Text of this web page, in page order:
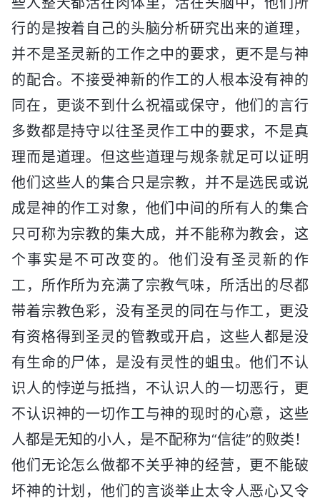
行的是按着自己的头脑分析研究出来的道理，
并不是圣灵新的工作之中的要求，更不是与神
的配合。不接受神新的作工的人根本没有神的
同在，更谈不到什么祝福或保守，他们的言行
多数都是持守以往圣灵作工中的要求，不是真
理而是道理。但这些道理与规条就足可以证明
他们这些人的集合只是宗教，并不是选民或说
成是神的作工对象，他们中间的所有人的集合
只可称为宗教的集大成，并不能称为教会，这
个事实是不可改变的。他们没有圣灵新的作
工，所作所为充满了宗教气味，所活出的尽都
带着宗教色彩，没有圣灵的同在与作工，更没
有资格得到圣灵的管教或开启，这些人都是没
有生命的尸体，是没有灵性的蛆虫。他们不认
识人的悖逆与抵挡，不认识人的一切恶行，更
不认识神的一切作工与神的现时的心意，这些
人都是无知的小人，是不配称为“信徒”的败类！
他们无论怎么做都不关乎神的经营，更不能破
坏神的计划，他们的言谈举止太令人恶心又令